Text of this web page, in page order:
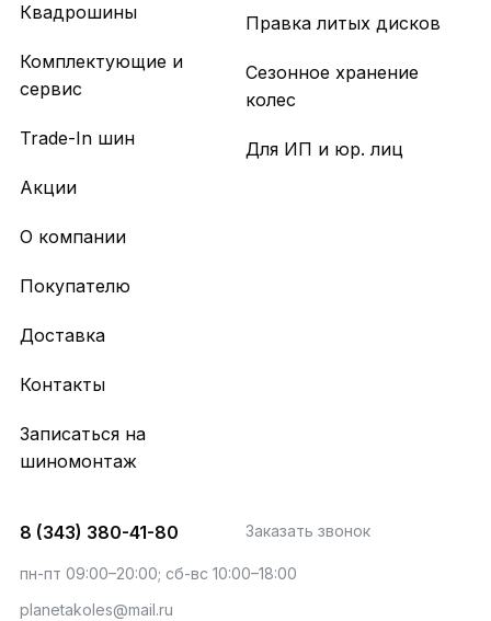
Квадрошины
Комплектующие и
сервис
Trade-In шин
Акции
Правка литых дисков
Сезонное хранение
колес
Для ИП и юр. лиц
О компании
Покупателю
Доставка
Контакты
Записаться на
шиномонтаж
8 (343) 380-41-80 Заказать звонок
пн-пт 09:00–20:00; сб-вс 10:00–18:00
planetakoles@mail.ru